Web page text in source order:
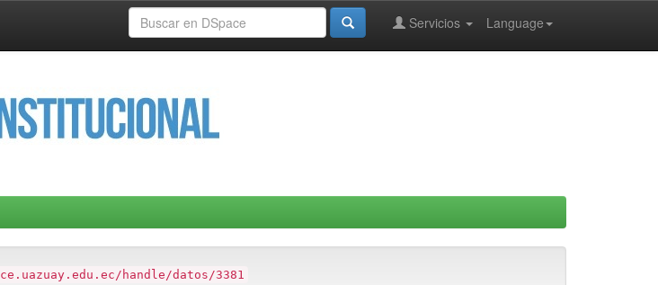
Language
Servicios
handle/datos/3381